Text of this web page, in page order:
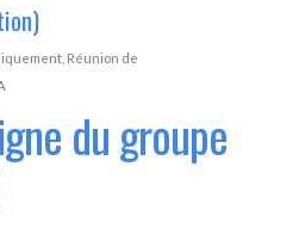
, Réunion de
du groupe